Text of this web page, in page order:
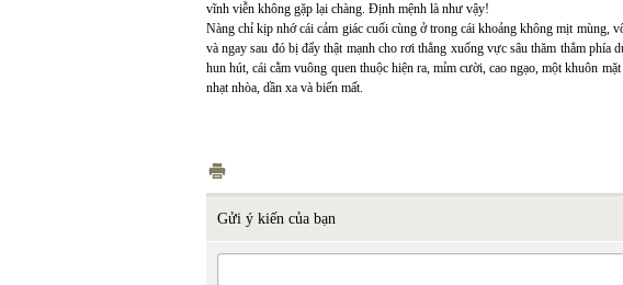
vĩnh viễn không gặp lại chàng. Định mệnh là như vậy!
Nàng chỉ kịp nhớ cái cảm giác cuối cùng ở trong cái khoảng không mịt mùng,
và ngay sau đó bị đẩy thật mạnh cho rơi thẳng xuống vực sâu thăm thẳm
hun hút, cái cằm vuông quen thuộc hiện ra, mỉm cười, cao ngạo, một khuôn
nhạt nhòa, dần xa và biến mất.
Gửi ý kiến của bạn